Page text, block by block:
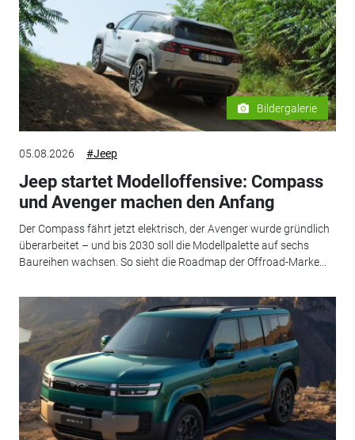
Bildergalerie
05.08.2026 #Jeep
Jeep startet Modelloffensive: Compass
und Avenger machen den Anfang
Der Compass fährt jetzt elektrisch, der Avenger wurde gründlich
überarbeitet – und bis 2030 soll die Modellpalette auf sechs
Baureihen wachsen. So sieht die Roadmap der Offroad-Marke...